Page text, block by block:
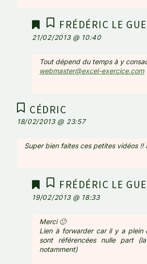
FRÉDÉRIC LE
21/02/2013 @ 10:40
Tout dépend du temps à y
webmaster@excel-exercice.com
CÉDRIC
18/02/2013 @ 23:57
Super bien faites ces petites vidéos !!
FRÉDÉRIC LE
19/02/2013 @ 18:33
Merci 🙂
Lien à forwarder car il y a plein
sont référencées nulle part
notamment)